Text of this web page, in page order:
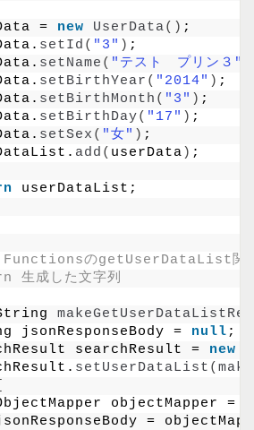
=
new UserData() ;
setId ( "3" ) ;
setName ( "テスト　プリン３"
setBirthYear ( "2014" ) ;
setBirthMonth ( "3" ) ;
setBirthDay( "17" ) ;
setSex ( "女" ) ;
add ( userData ) ;
userDataList;
のgetUserDataList関数
生成した文字列
makeGetUserDataListRes
jsonResponseBody =
null ;
searchResult =
new
setUserDataList (
objectMapper =
=